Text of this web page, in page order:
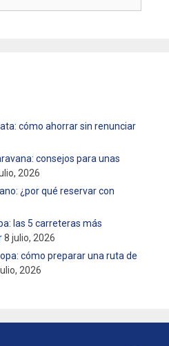
cómo ahorrar sin renunciar
consejos para unas
2026
¿por qué reservar con
las 5 carreteras más
8 julio, 2026
cómo preparar una ruta de
2026